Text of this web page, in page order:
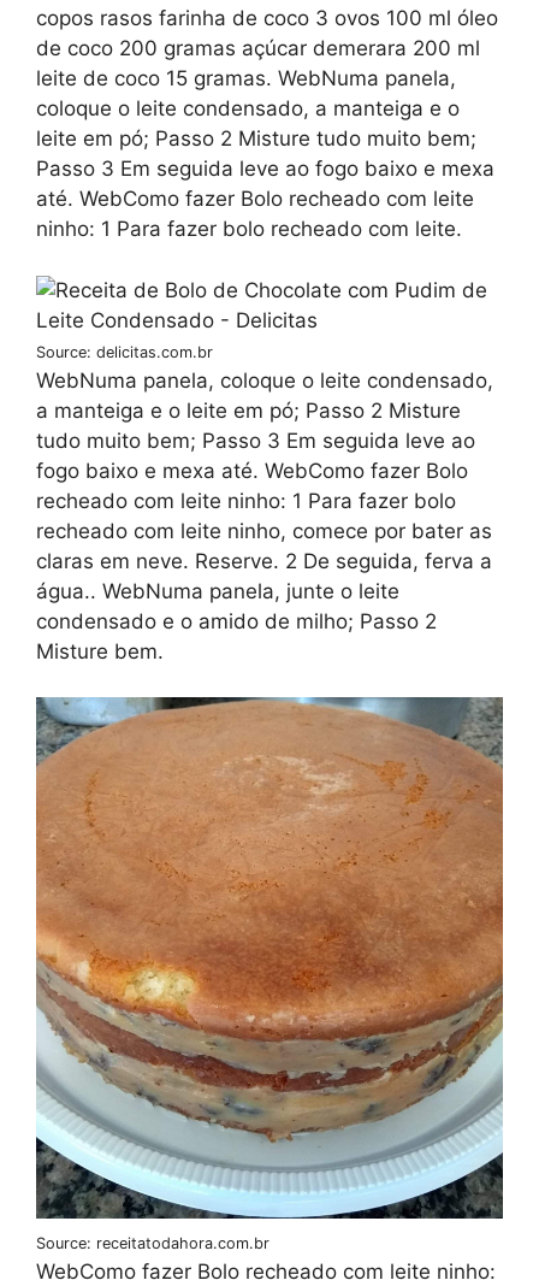
copos rasos farinha de coco 3 ovos 100 ml óleo
de coco 200 gramas açúcar demerara 200 ml
leite de coco 15 gramas. WebNuma panela,
coloque o leite condensado, a manteiga e o
leite em pó; Passo 2 Misture tudo muito bem;
Passo 3 Em seguida leve ao fogo baixo e mexa
até. WebComo fazer Bolo recheado com leite
ninho: 1 Para fazer bolo recheado com leite.
Source: delicitas.com.br
WebNuma panela, coloque o leite condensado,
a manteiga e o leite em pó; Passo 2 Misture
tudo muito bem; Passo 3 Em seguida leve ao
fogo baixo e mexa até. WebComo fazer Bolo
recheado com leite ninho: 1 Para fazer bolo
recheado com leite ninho, comece por bater as
claras em neve. Reserve. 2 De seguida, ferva a
água.. WebNuma panela, junte o leite
condensado e o amido de milho; Passo 2
Misture bem.
Source: receitatodahora.com.br
WebComo fazer Bolo recheado com leite ninho: